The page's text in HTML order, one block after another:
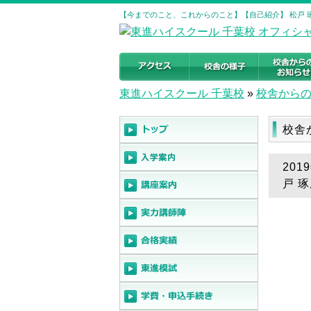
【今までのこと、これからのこと】【自己紹介】 松
東進ハイスクール 千葉校 » 校舎から
校舎
戸